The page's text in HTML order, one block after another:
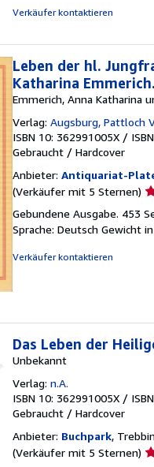
Verkäufer kontaktieren
Leben der hl.
Katharina
Emmerich, Anna Katharina
Verlag: Augsburg, Pattloch
ISBN 10: 362991005X /
Gebraucht / Hardcover
Anbieter: Antiquariat-
(Verkäufer mit 5 Sternen)
5
Gebundene Ausgabe. 453
Sprache: Deutsch Gewicht
Verkäufer kontaktieren
Das Leben der
Unbekannt
Verlag: n.A.
ISBN 10: 362991005X /
Gebraucht / Hardcover
Anbieter: Buchpark,
(Verkäufer mit 5 Sternen)